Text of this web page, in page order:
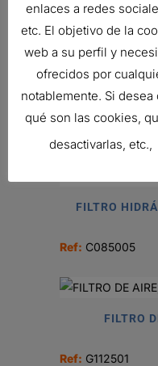
Related
ENSAMBLE
FILTRO
Ref: C085005
FILTRO
Ref: G112501
enlaces a redes
etc. El objetivo de la
web a su perfil y
ofrecidos por
notablemente. Si
qué son las cookies,
desactivarlas, etc.,